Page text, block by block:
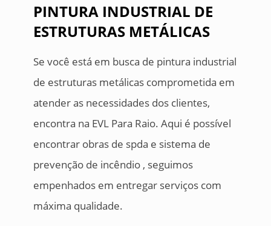
PINTURA INDUSTRIAL DE
ESTRUTURAS METÁLICAS
Se você está em busca de pintura industrial
de estruturas metálicas comprometida em
atender as necessidades dos clientes,
encontra na EVL Para Raio. Aqui é possível
encontrar obras de spda e sistema de
prevenção de incêndio , seguimos
empenhados em entregar serviços com
máxima qualidade.